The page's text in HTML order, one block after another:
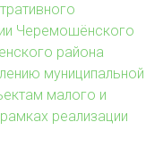
Черемошёнского
района
муниципальной
малого и
реализации